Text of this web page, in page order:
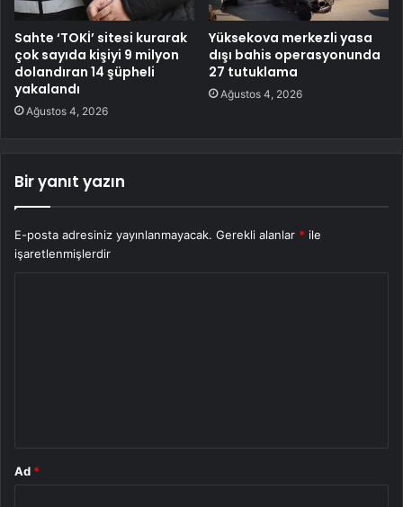
Sahte ‘TOKİ’ sitesi kurarak
çok sayıda kişiyi 9 milyon
dolandıran 14 şüpheli
yakalandı
Ağustos 4, 2026
Yüksekova merkezli yasa
dışı bahis operasyonunda
27 tutuklama
Ağustos 4, 2026
Bir yanıt yazın
E-posta adresiniz yayınlanmayacak. Gerekli alanlar * ile
işaretlenmişlerdir
Ad *